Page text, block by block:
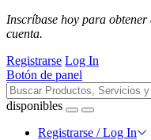
Inscríbase hoy para
cuenta.
Registrarse Log In
Botón de panel
disponibles
Registrarse / Log In